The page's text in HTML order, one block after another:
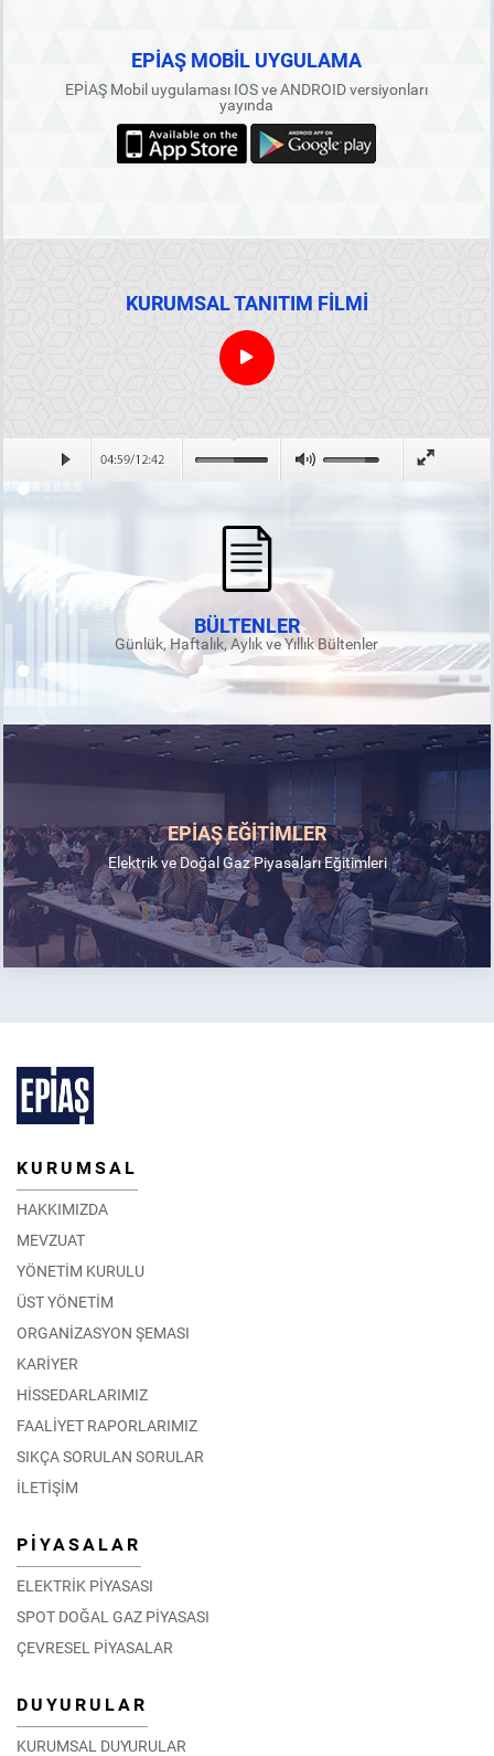
EPİAŞ MOBİL UYGULAMA
EPİAŞ Mobil uygulaması IOS ve ANDROID versiyonları
yayında
KURUMSAL TANITIM FİLMİ
BÜLTENLER
Günlük, Haftalık, Aylık ve Yıllık Bültenler
EPİAŞ EĞİTİMLER
Elektrik ve Doğal Gaz Piyasaları Eğitimleri
KURUMSAL
HAKKIMIZDA
MEVZUAT
YÖNETİM KURULU
ÜST YÖNETİM
ORGANİZASYON ŞEMASI
KARİYER
HİSSEDARLARIMIZ
FAALİYET RAPORLARIMIZ
SIKÇA SORULAN SORULAR
İLETİŞİM
PİYASALAR
ELEKTRİK PİYASASI
SPOT DOĞAL GAZ PİYASASI
ÇEVRESEL PİYASALAR
DUYURULAR
KURUMSAL DUYURULAR